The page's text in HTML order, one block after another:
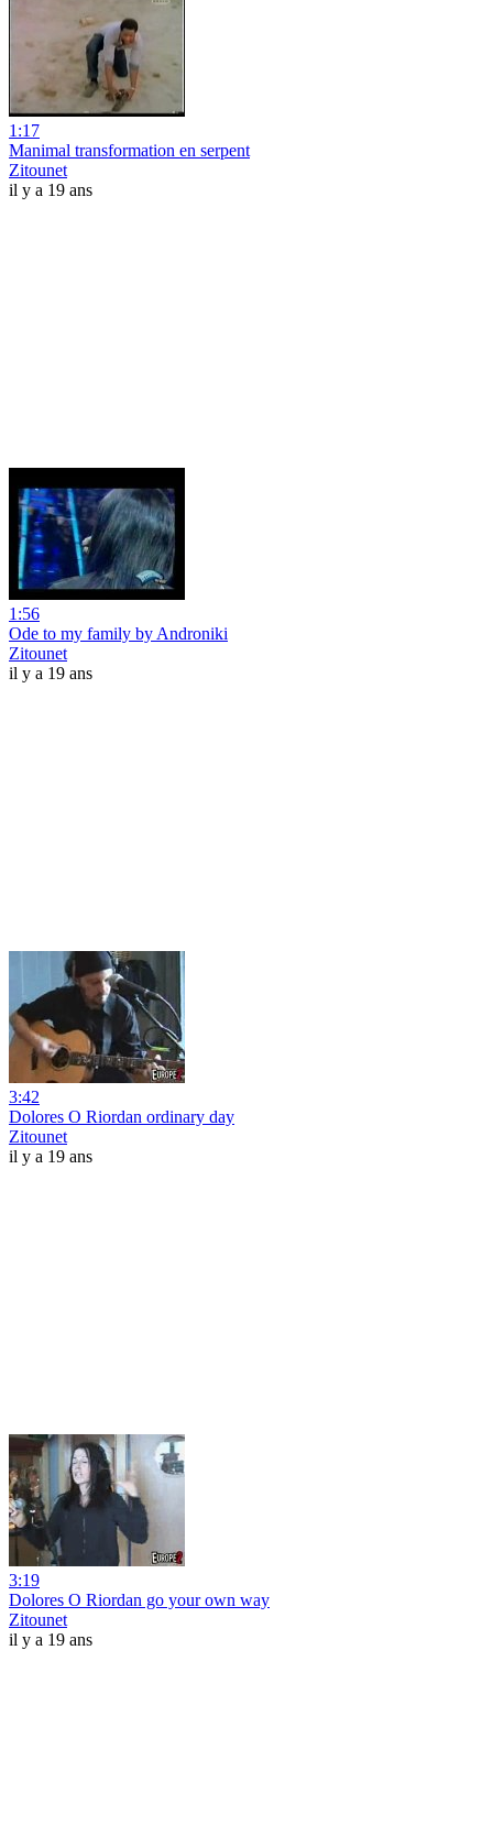
1:17
Manimal transformation en serpent
Zitounet
il y a 19 ans
1:56
Ode to my family by Androniki
Zitounet
il y a 19 ans
3:42
Dolores O Riordan ordinary day
Zitounet
il y a 19 ans
3:19
Dolores O Riordan go your own way
Zitounet
il y a 19 ans